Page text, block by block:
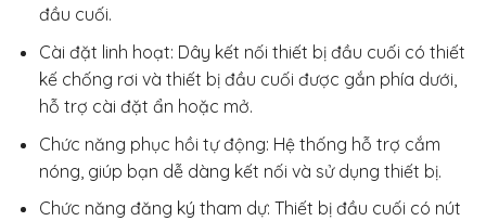
đầu cuối.
Cài đặt linh hoạt: Dây kết nối thiết bị đầu cuối có thiết
kế chống rơi và thiết bị đầu cuối được gắn phía dưới,
hỗ trợ cài đặt ẩn hoặc mở.
Chức năng phục hồi tự động: Hệ thống hỗ trợ cắm
nóng, giúp bạn dễ dàng kết nối và sử dụng thiết bị.
Chức năng đăng ký tham dự: Thiết bị đầu cuối có nút